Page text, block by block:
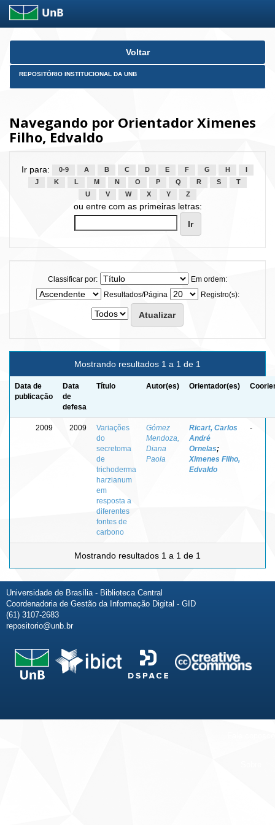
Skip
Voltar
REPOSITÓRIO INSTITUCIONAL DA UNB
Navegando por Orientador Ximenes
Filho, Edvaldo
Ir para: 0-9 A B C D E F G H
J
K L M N O P Q R S
T
U
V W X Y Z
ou entre com as primeiras letras:
Classificar por:
Em ordem:
Resultados/Página
Registro(s):
Mostrando resultados 1 a 1 de 1
Data de
publicação
Data
de
defesa
Título Autor(es) Orientador(es)
2009 2009
Variações
do
secretoma
de
trichoderma
harzianum
em
resposta a
diferentes
fontes de
carbono
Gómez
Mendoza,
Diana
Paola
Ricart, Carlos
André
Ornelas;
Ximenes Filho,
Edvaldo
-
Mostrando resultados 1 a 1 de 1
Universidade de Brasília - Biblioteca Central
Coordenadoria de Gestão da Informação Digital - GID
(61) 3107-2683
repositorio@unb.br